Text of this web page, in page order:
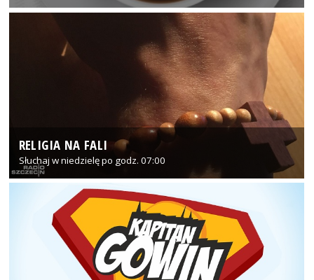
RELIGIA NA FALI
Słuchaj w niedzielę po godz. 07:00